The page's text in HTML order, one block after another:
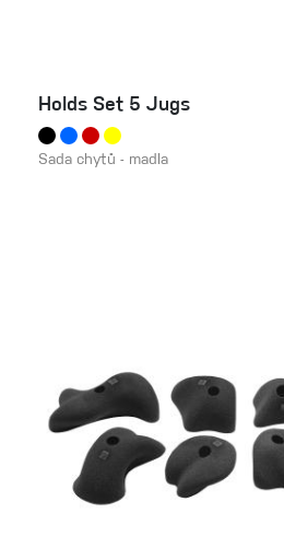
Holds Set 5 Jugs
Sada chytů - madla